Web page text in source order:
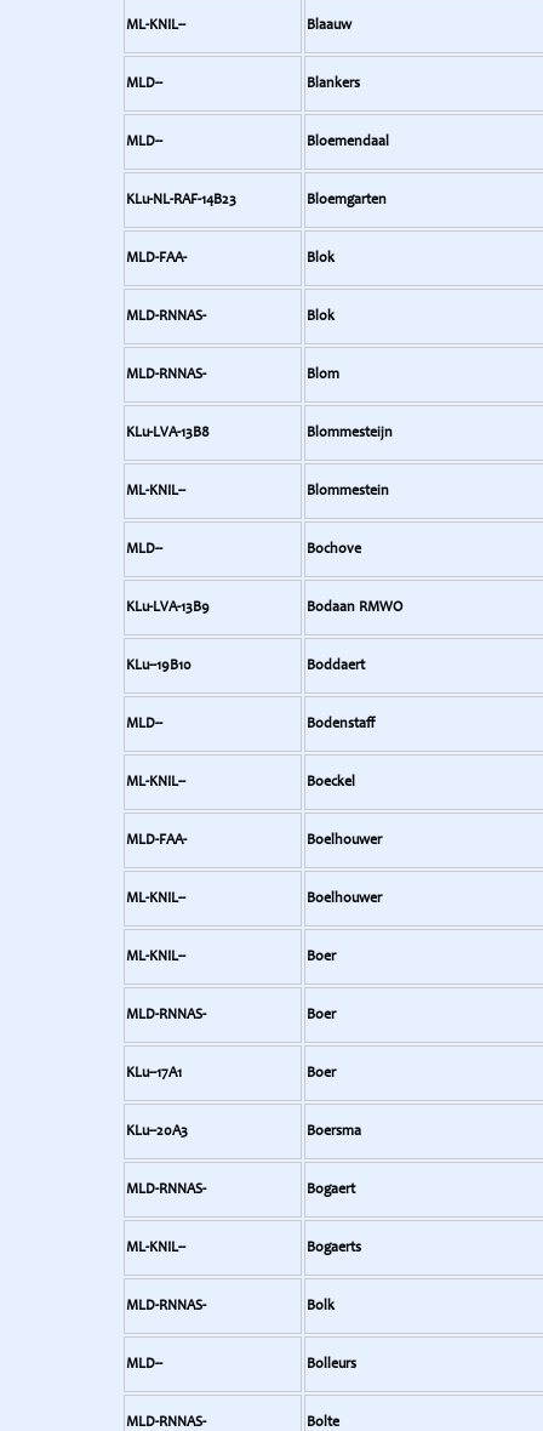
ML-KNIL-- Blaauw
MLD-- Blankers
MLD-- Bloemendaal
KLu-NL-RAF-14B23 Bloemgarten
MLD-FAA- Blok
MLD-RNNAS- Blok
MLD-RNNAS- Blom
KLu-LVA-13B8 Blommesteijn
ML-KNIL-- Blommestein
MLD-- Bochove
KLu-LVA-13B9 Bodaan RMWO
KLu--19B10 Boddaert
MLD-- Bodenstaff
ML-KNIL-- Boeckel
MLD-FAA- Boelhouwer
ML-KNIL-- Boelhouwer
ML-KNIL-- Boer
MLD-RNNAS- Boer
KLu--17A1 Boer
KLu--20A3 Boersma
MLD-RNNAS- Bogaert
ML-KNIL-- Bogaerts
MLD-RNNAS- Bolk
MLD-- Bolleurs
MLD-RNNAS- Bolte